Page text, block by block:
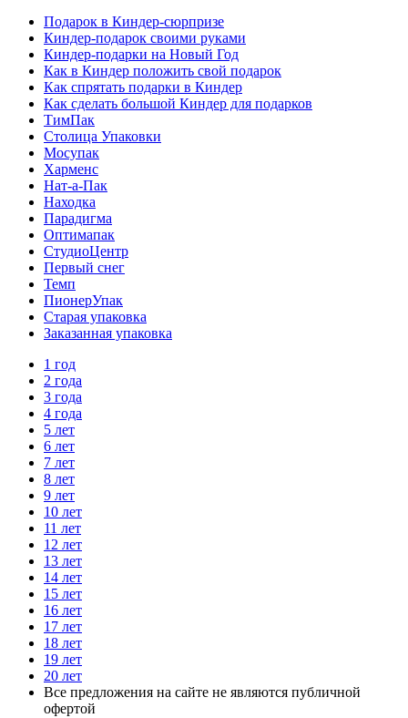
Подарок в Киндер-сюрпризе
Киндер-подарок своими руками
Киндер-подарки на Новый Год
Как в Киндер положить свой подарок
Как спрятать подарки в Киндер
Как сделать большой Киндер для подарков
ТимПак
Столица Упаковки
Мосупак
Харменс
Нат-а-Пак
Находка
Парадигма
Оптимапак
СтудиоЦентр
Первый снег
Темп
ПионерУпак
Старая упаковка
Заказанная упаковка
1 год
2 года
3 года
4 года
5 лет
6 лет
7 лет
8 лет
9 лет
10 лет
11 лет
12 лет
13 лет
14 лет
15 лет
16 лет
17 лет
18 лет
19 лет
20 лет
Все предложения на сайте не являются публичной
офертой